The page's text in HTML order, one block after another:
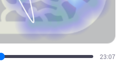
28:09